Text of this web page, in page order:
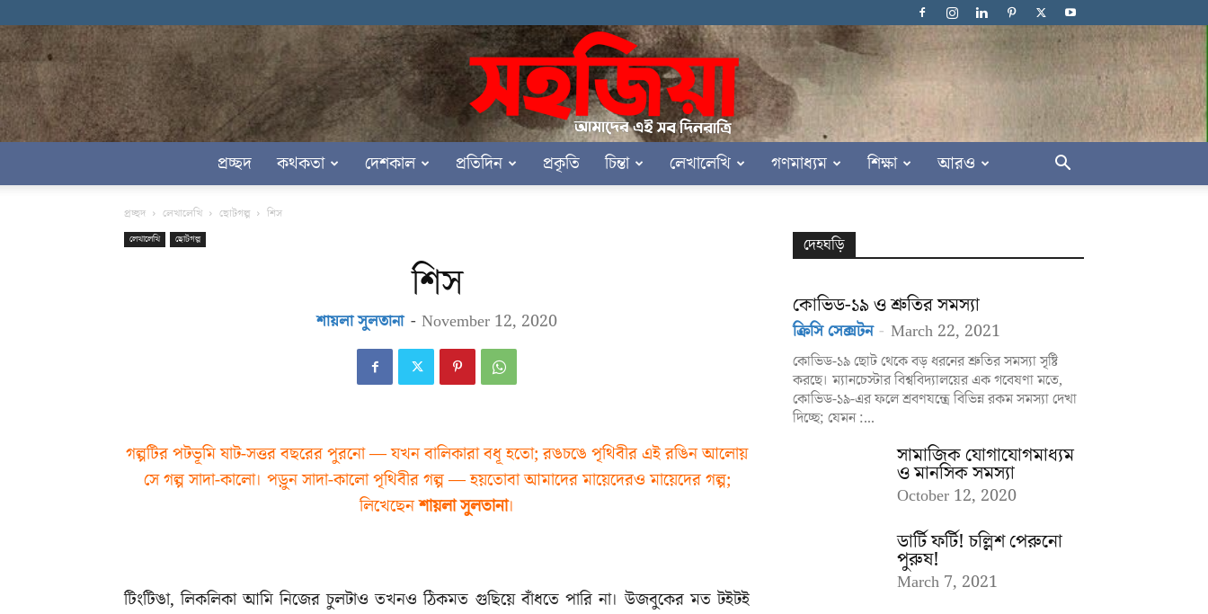
প্রচ্ছদ কথকতা দেশকাল প্রতিদিন প্রকৃতি চিন্তা লেখালেখি গণমাধ্যম শিক্ষা আরও
প্রচ্ছদ লেখালেখি ছোটগল্প শিস
লেখালেখি ছোটগল্প
শিস
শায়লা সুলতানা - November 12, 2020
গল্পটির পটভূমি ষাট-সত্তর বছরের পুরনো — যখন বালিকারা বধূ হতো; রঙচঙে পৃথিবীর এই রঙিন আলোয়
সে গল্প সাদা-কালো। পড়ুন সাদা-কালো পৃথিবীর গল্প — হয়তোবা আমাদের মায়েদেরও মায়েদের গল্প;
লিখেছেনশায়লা সুলতানা।
টিংটিঙা, লিকলিকা আমি নিজের চুলটাও তখনও ঠিকমত গুছিয়ে বাঁধতে পারি না। উজবুকের মত টইটই
দেহঘড়ি
কোভিড-১৯ ও শ্রুতির সমস্যা
ক্রিসি সেক্সটন - March 22, 2021
কোভিড-১৯ ছোট থেকে বড় ধরনের শ্রুতির সমস্যা সৃষ্টি
করছে। ম্যানচেস্টার বিশ্ববিদ্যালয়ের এক গবেষণা মতে,
কোভিড-১৯-এর ফলে শ্রবণযন্ত্রে বিভিন্ন রকম সমস্যা দেখা
দিচ্ছে; যেমন :...
সামাজিক যোগাযোগমাধ্যম
ও মানসিক সমস্যা
October 12, 2020
ডার্টি ফর্টি! চল্লিশ পেরুনো
পুরুষ!
March 7, 2021